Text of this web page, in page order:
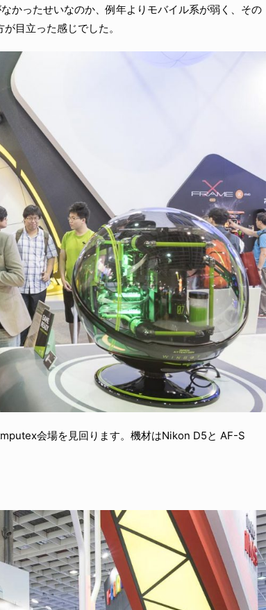
かったせいなのか、例年よりモバイル系が弱く、その
目立った感じでした。
会場を見回ります。機材はNikon D5と AF-S